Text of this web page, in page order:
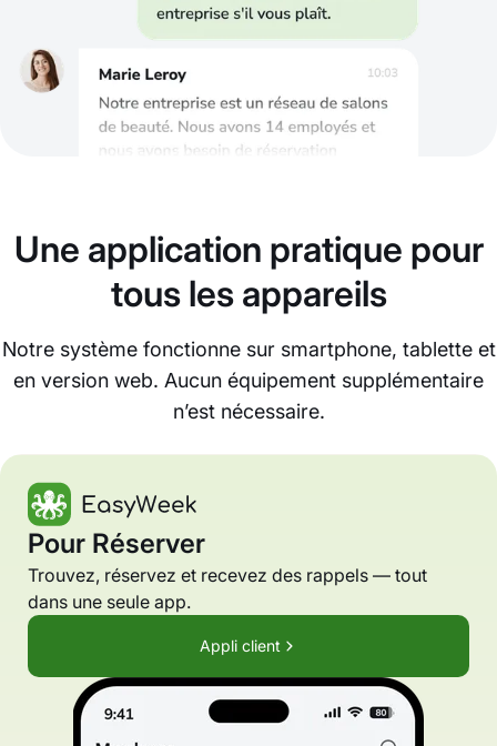
Une application pratique pour
tous les appareils
Notre système fonctionne sur smartphone, tablette et
en version web. Aucun équipement supplémentaire
n’est nécessaire.
Pour Réserver
Trouvez, réservez et recevez des rappels — tout
dans une seule app.
Appli client